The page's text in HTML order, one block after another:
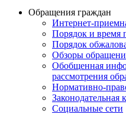
Обращения граждан
Интернет-
Порядок и время
Порядок
Обзоры
Обобщенная
рассмотрения
Нормативно-
Законодательная
Социальные сети